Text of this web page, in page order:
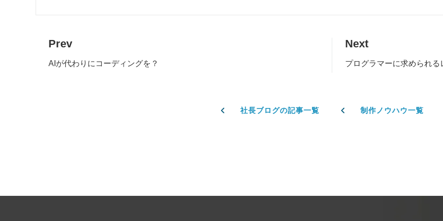
Prev
AIが代わりにコーディングを？
Next
プログラマーに求められる
社長ブログの記事一覧 制作ノウハウ一覧